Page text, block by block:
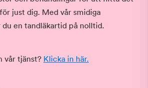
just dig. Med vår smidiga
en tandläkartid på nolltid.
vår tjänst? Klicka in här.